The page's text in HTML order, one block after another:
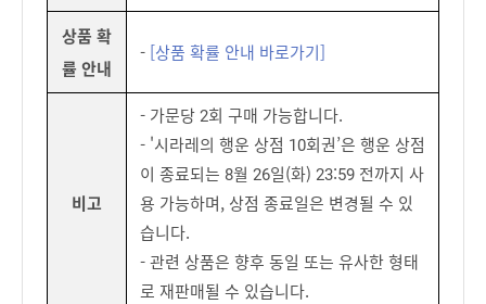
상품 확
률 안내
- [상품 확률 안내 바로가기]
비고
- 가문당 2회 구매 가능합니다.
- '시라레의 행운 상점 10회권’은 행운 상점
이 종료되는 8월 26일(화) 23:59 전까지 사
용 가능하며, 상점 종료일은 변경될 수 있
습니다.
- 관련 상품은 향후 동일 또는 유사한 형태
로 재판매될 수 있습니다.